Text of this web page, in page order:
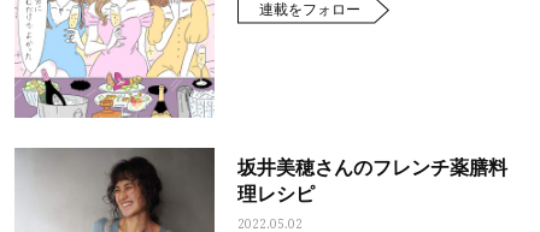
連載をフォロー
坂井美穂さんのフレンチ薬膳料
理レシピ
2022.05.02